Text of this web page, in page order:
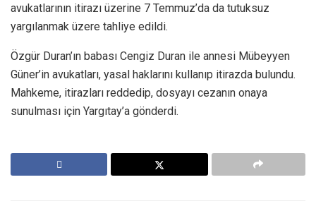
avukatlarının itirazı üzerine 7 Temmuz’da da tutuksuz
yargılanmak üzere tahliye edildi.
Özgür Duran’ın babası Cengiz Duran ile annesi Mübeyyen
Güner’in avukatları, yasal haklarını kullanıp itirazda bulundu.
Mahkeme, itirazları reddedip, dosyayı cezanın onaya
sunulması için Yargıtay’a gönderdi.